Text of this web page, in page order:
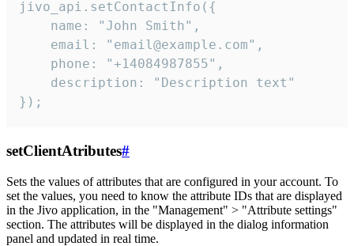
jivo_api.setContactInfo({
    name: "John Smith",
    email: "email@example.com",
    phone: "+14084987855",
    description: "Description text"
});
setClientAtributes#
Sets the values ​​of attributes that are configured in your account. To
set the values, you need to know the attribute IDs that are displayed
in the Jivo application, in the "Management" > "Attribute settings"
section. The attributes will be displayed in the dialog information
panel and updated in real time.